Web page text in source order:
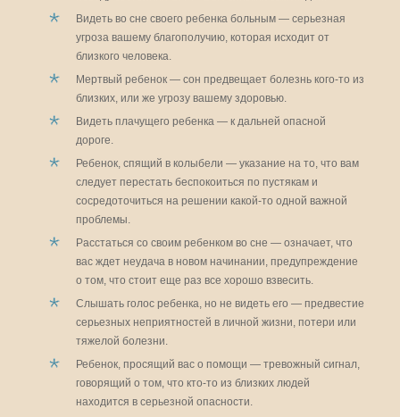
Видеть во сне своего ребенка больным — серьезная
угроза вашему благополучию, которая исходит от
близкого человека.
Мертвый ребенок — сон предвещает болезнь кого-то из
близких, или же угрозу вашему здоровью.
Видеть плачущего ребенка — к дальней опасной
дороге.
Ребенок, спящий в колыбели — указание на то, что вам
следует перестать беспокоиться по пустякам и
сосредоточиться на решении какой-то одной важной
проблемы.
Расстаться со своим ребенком во сне — означает, что
вас ждет неудача в новом начинании, предупреждение
о том, что стоит еще раз все хорошо взвесить.
Слышать голос ребенка, но не видеть его — предвестие
серьезных неприятностей в личной жизни, потери или
тяжелой болезни.
Ребенок, просящий вас о помощи — тревожный сигнал,
говорящий о том, что кто-то из близких людей
находится в серьезной опасности.